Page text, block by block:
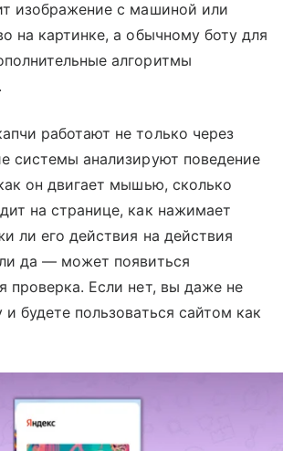
изображение с машиной или
на картинке, а обычному боту для
алгоритмы
работают не только через
системы анализируют поведение
он двигает мышью, сколько
на странице, как нажимает
ли его действия на действия
да — может появиться
проверка. Если нет, вы даже не
и будете пользоваться сайтом как